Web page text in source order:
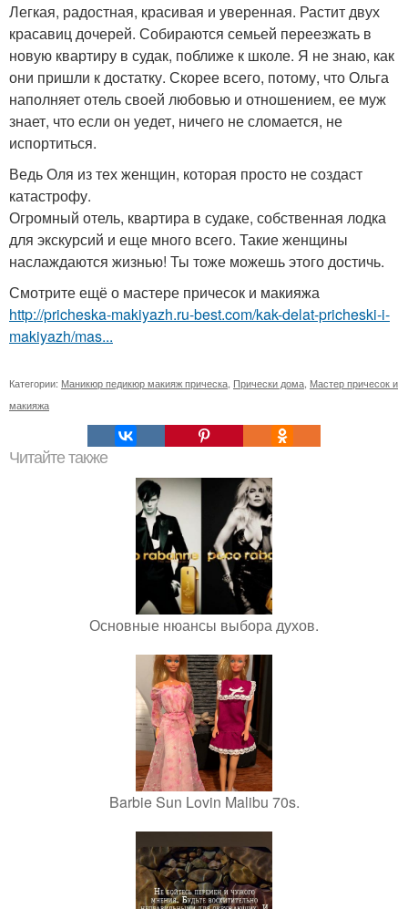
Легкая, радостная, красивая и уверенная. Растит двух
красавиц дочерей. Собираются семьей переезжать в
новую квартиру в судак, поближе к школе. Я не знаю, как
они пришли к достатку. Скорее всего, потому, что Ольга
наполняет отель своей любовью и отношением, ее муж
знает, что если он уедет, ничего не сломается, не
испортиться.
Ведь Оля из тех женщин, которая просто не создаст
катастрофу.
Огромный отель, квартира в судаке, собственная лодка
для экскурсий и еще много всего. Такие женщины
наслаждаются жизнью! Ты тоже можешь этого достичь.
Смотрите ещё о мастере причесок и макияжа
http://pricheska-makiyazh.ru-best.com/kak-delat-pricheski-i-
makiyazh/mas...
Категории: Маникюр педикюр макияж прическа Прически дома Мастер причесок и
макияжа
Читайте также
Основные нюансы выбора духов.
Barbie Sun Lovin Malibu 70s.